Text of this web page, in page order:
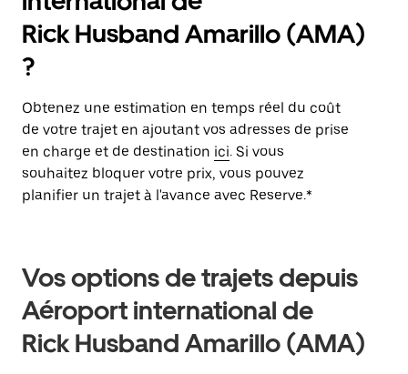
Rick Husband Amarillo (AMA)
?
Obtenez une estimation en temps réel du coût
de votre trajet en ajoutant vos adresses de prise
en charge et de destination ici. Si vous
souhaitez bloquer votre prix, vous pouvez
planifier un trajet à l'avance avec Reserve.*
Vos options de trajets depuis
Aéroport international de
Rick Husband Amarillo (AMA)